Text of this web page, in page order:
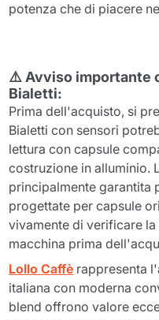
potenza che di piacere
⚠️ Avviso importante
Bialetti:
Prima dell'acquisto, si
Bialetti con sensori
lettura con capsule
costruzione in alluminio.
principalmente garantita
progettate per capsule
vivamente di verificare
macchina prima
Lollo Caffè rappresenta
italiana con moderna
blend offrono valore